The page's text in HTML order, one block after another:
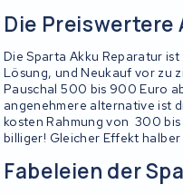
Die
Die Sparta Akku Reparatur
Lösung, und Neukauf vor zu
Pauschal 500 bis 900 Euro
angenehmere alternative ist
kosten Rahmung von 300
billiger! Gleicher Effekt halber
Fabeleien der